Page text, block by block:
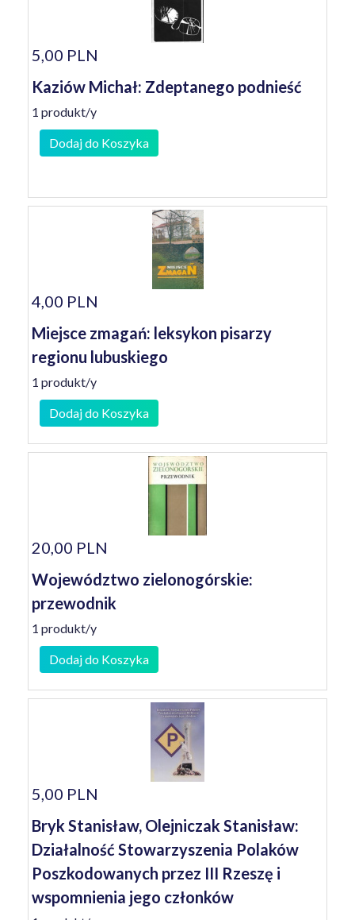
5,00 PLN
Kaziów Michał: Zdeptanego podnieść
1 produkt/y
Dodaj do Koszyka
4,00 PLN
Miejsce zmagań: leksykon pisarzy
regionu lubuskiego
1 produkt/y
Dodaj do Koszyka
20,00 PLN
Województwo zielonogórskie:
przewodnik
1 produkt/y
Dodaj do Koszyka
5,00 PLN
Bryk Stanisław, Olejniczak Stanisław:
Działalność Stowarzyszenia Polaków
Poszkodowanych przez III Rzeszę i
wspomnienia jego członków